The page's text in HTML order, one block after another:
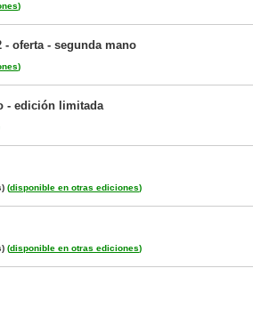
)
oferta - segunda mano
)
- edición limitada
(disponible en otras ediciones)
(disponible en otras ediciones)